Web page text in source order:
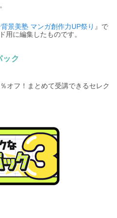
景美塾 マンガ創作力UP祭り 』で
用に編集したものです。
ック
オフ！まとめて受講できるセレク